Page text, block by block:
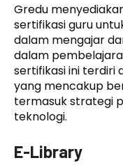
Gredu
sertifikasi guru
dalam mengajar
dalam
sertifikasi ini terdiri
yang mencakup
termasuk strategi
teknologi.
E-Library